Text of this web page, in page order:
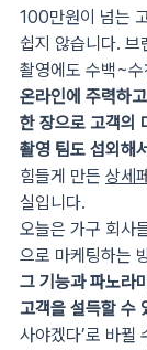
100만원이 넘는
쉽지 않습니다. 브
촬영에도 수백~
온라인에 주력하
한 장으로 고객의
촬영 팀도 섭외해
힘들게 만든 상세
실입니다.
오늘은 가구 회사
으로 마케팅하는
그 기능과 파노라
고객을 설득할 수
사야겠다’로 바뀔